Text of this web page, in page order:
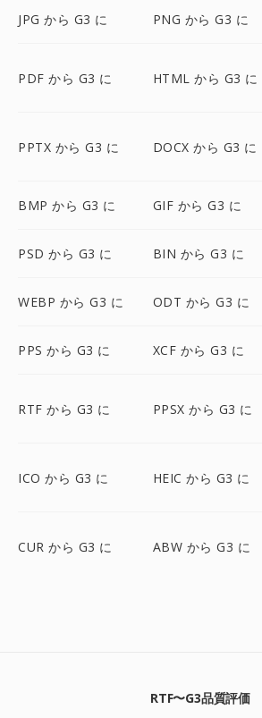
JPG から G3 に PNG から G3 に
PDF から G3 に HTML から G3 に
PPTX から G3 に DOCX から G3 に
BMP から G3 に GIF から G3 に
PSD から G3 に BIN から G3 に
WEBP から G3 に ODT から G3 に
PPS から G3 に XCF から G3 に
RTF から G3 に PPSX から G3 に
ICO から G3 に HEIC から G3 に
CUR から G3 に ABW から G3 に
RTF〜G3品質評価